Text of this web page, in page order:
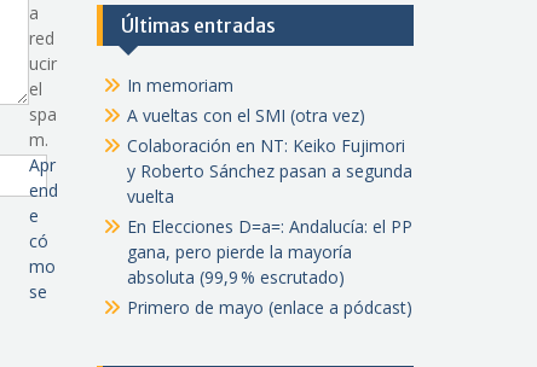
a
red
ucir
el
spa
m.
Apr
end
e
có
mo
se
Últimas entradas
In memoriam
A vueltas con el SMI (otra vez)
Colaboración en NT: Keiko Fujimori
y Roberto Sánchez pasan a segunda
vuelta
En Elecciones D=a=: Andalucía: el PP
gana, pero pierde la mayoría
absoluta (99,9 % escrutado)
Primero de mayo (enlace a pódcast)